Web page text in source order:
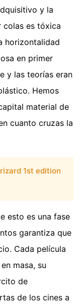
y la
colas es tóxica
horizontalidad
en primer
y las teorías eran
Hemos
material de
cuanto cruzas la
1st edition
esto es una fase
garantiza que
Cada película
masa, su
de
de los cines a